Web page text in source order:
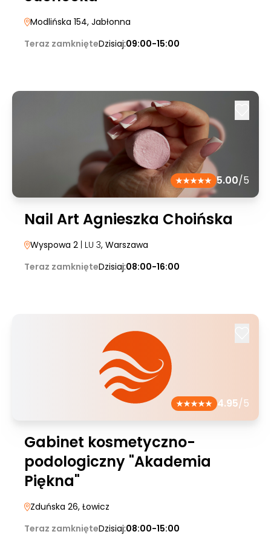
Modlińska 154, Jabłonna
Teraz zamknięteDzisiaj:09:00-15:00
5.00/5
Nail Art Agnieszka Choińska
Wyspowa 2 | LU 3, Warszawa
Teraz zamknięteDzisiaj:08:00-16:00
4.95/5
Gabinet kosmetyczno-
podologiczny "Akademia
Piękna"
Zduńska 26, Łowicz
Teraz zamknięteDzisiaj:08:00-15:00